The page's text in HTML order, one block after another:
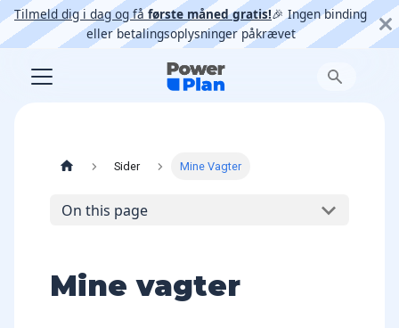
Tilmeld dig i dag og fåførste måned gratis!🎉 Ingen binding
eller betalingsoplysninger påkrævet
Sider Mine Vagter
On this page
Mine vagter